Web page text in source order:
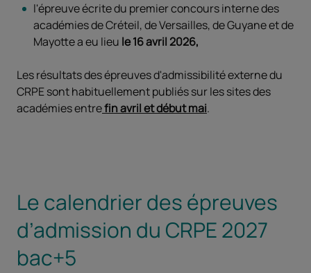
l'épreuve écrite du premier concours interne des
académies de Créteil, de Versailles, de Guyane et de
Mayotte a eu lieu le 16 avril 2026,
Les résultats des épreuves d'admissibilité externe du
CRPE sont habituellement publiés sur les sites des
académies entrefin avril et début mai.
Le calendrier des épreuves
d’admission du CRPE 2027
bac+5